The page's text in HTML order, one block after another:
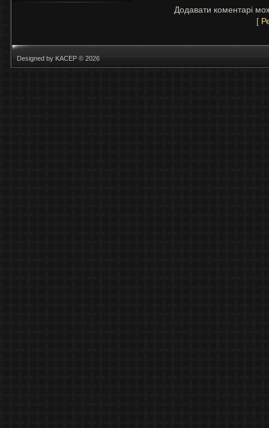
Додавати коментарі
[
Designed by KACEP © 2026